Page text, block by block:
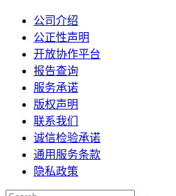
公司介绍
公正性声明
开放协作平台
报告查询
服务承诺
版权声明
联系我们
诚信检验承诺
通用服务条款
隐私政策